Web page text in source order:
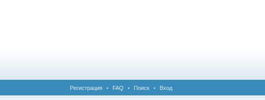
Регистрация • FAQ • Поиск • Вход